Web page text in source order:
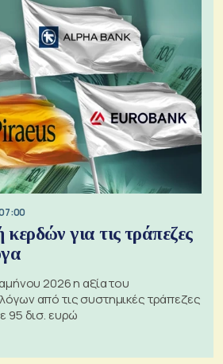
για τις τράπεζες
2026 η αξία του
από τις συστημικές τράπεζες
95 δισ. ευρώ